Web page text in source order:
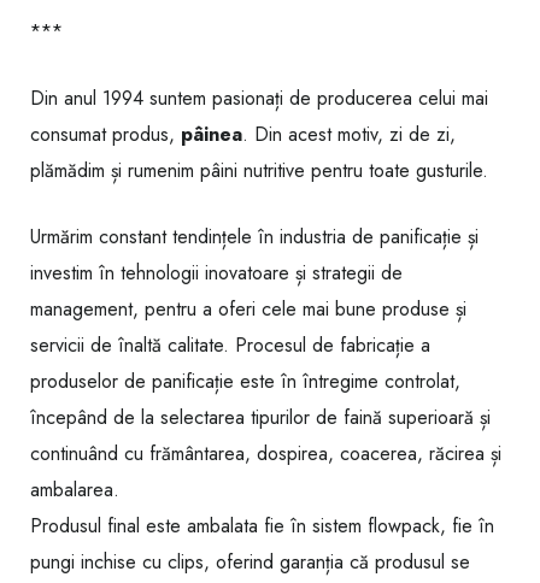
***
Din anul 1994 suntem pasionați de producerea celui mai
consumat produs, pâinea. Din acest motiv, zi de zi,
plămădim și rumenim pâini nutritive pentru toate gusturile.
Urmărim constant tendințele în industria de panificație și
investim în tehnologii inovatoare și strategii de
management, pentru a oferi cele mai bune produse și
servicii de înaltă calitate. Procesul de fabricație a
produselor de panificație este în întregime controlat,
începând de la selectarea tipurilor de faină superioară și
continuând cu frământarea, dospirea, coacerea, răcirea și
ambalarea.
Produsul final este ambalata fie în sistem flowpack, fie în
pungi inchise cu clips, oferind garanția că produsul se